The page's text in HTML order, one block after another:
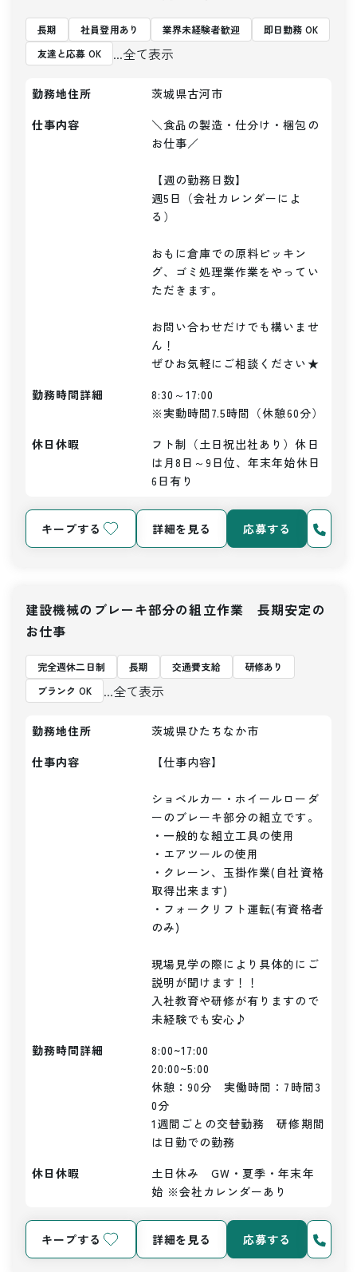
長期 社員登用あり 業界未経験者歓迎
即日勤務 OK
友達と応募 OK
...全て表示
勤務地住所
茨城県古河市
仕事内容
＼食品の製造・仕分け・梱包の
お仕事／
【週の勤務日数】
週5日（会社カレンダーによ
る）
おもに倉庫での原料ピッキン
グ、ゴミ処理業作業をやってい
ただきます。
お問い合わせだけでも構いませ
ん！
ぜひお気軽にご相談ください★
勤務時間詳細
8:30～17:00
※実動時間7.5時間（休憩60分）
休日休暇
フト制（土日祝出社あり）休日
は月8日～9日位、年末年始休日
6日有り
キープする 詳細を見る 応募する
建設機械のブレーキ部分の組立作業 長期安定の
お仕事
完全週休二日制 長期 交通費支給
研修あり
ブランク OK
...全て表示
勤務地住所
茨城県ひたちなか市
仕事内容
【仕事内容】
ショベルカー・ホイールローダ
ーのブレーキ部分の組立です。
・一般的な組立工具の使用
・エアツールの使用
・クレーン、玉掛作業(自社資格
取得出来ます)
・フォークリフト運転(有資格者
のみ)
現場見学の際により具体的にご
説明が聞けます！！
入社教育や研修が有りますので
未経験でも安心♪
勤務時間詳細
8:00~17:00
20:00~5:00
休憩：90分　実働時間：7時間3
0分
1週間ごとの交替勤務　研修期間
は日勤での勤務
休日休暇
土日休み　GW・夏季・年末年
始 ※会社カレンダーあり
キープする 詳細を見る 応募する